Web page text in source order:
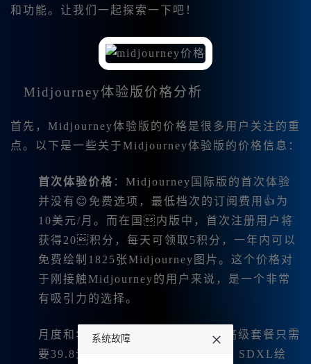
和功能。让我们一起探索一下吧！
Midjourney体验版价格分析
首先，Midjourney体验版的价格是很多用户关注的重
点。以下是一些关于Midjourney体验版的价格信息：
首次体验价格 ：Midjourney国际版的首次体验
并没有😊免费选项，最低档次的订阅费用👍为
10美元/月。而在国内版中，首次注册用户将
获得20积分，每天可领取5积分，一年内可以
免费绘制1825张Midjourney图片。这个价格对
于刚接触Midjourney的用户来说，是一个非常
有吸引力的选择。
月度和年度订阅：国内版的月会员高级套餐只需
要39.8元，而其他绘图工具如Flux、SDXL绘
系统故障